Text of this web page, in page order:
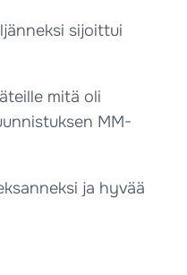
sijoittui
mitä oli
MM-
ja hyvää